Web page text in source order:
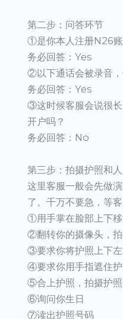
第二步：问答环节
①是你本人注册N26账
务必回答：Yes
②以下通话会被录音，
务必回答：Yes
③这时候客服会说很
开户吗？
务必回答：No
第三步：拍摄护照和
这里客服一般会先做
了。千万不要急，等客
①用手掌在脸部上下
②翻转你的摄像头，
③要求你将护照上下
④要求你用手指遮住
⑤合上护照，拍摄护
⑥询问你生日
⑦读出护照号码